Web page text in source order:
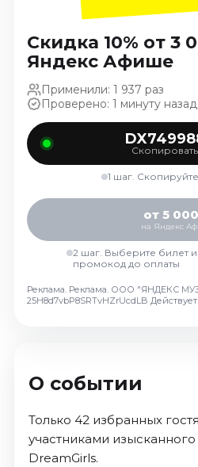
Август 2026
Сентябрь 2026
Октябрь 2026
Декабрь 2026
Спорт
Август 2026
Сентябрь 2026
Декабрь 2026
События
Август 2026
Октябрь 2026
Скидка 10% от 3
Яндекс Афише
Применили: 1 937 раз
Проверено: 1 минуту назад
Скопировать
1 шаг.
от 5
на Яндекс
2 шаг. Выберите билет
промокод до оплаты
Реклама. Реклама. ООО "ЯНДЕКС
25H8d7vbP8SRTvHZrUcdLB Действует
О событии
Только 42 избранных
участниками
DreamGirls.